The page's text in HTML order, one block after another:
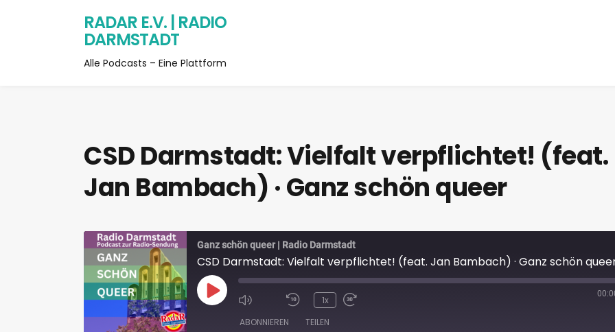
RADAR E.V. | RADIO
DARMSTADT
Alle Podcasts – Eine Plattform
CSD Darmstadt: Vielfalt verpflichtet! (feat.
Jan Bambach) · Ganz schön queer
Ganz schön queer | Radio Darmstadt
CSD Darmstadt: Vielfalt verpflichtet! (feat. Jan Bambach) · Ganz schön
1x
ABONNIEREN TEILEN